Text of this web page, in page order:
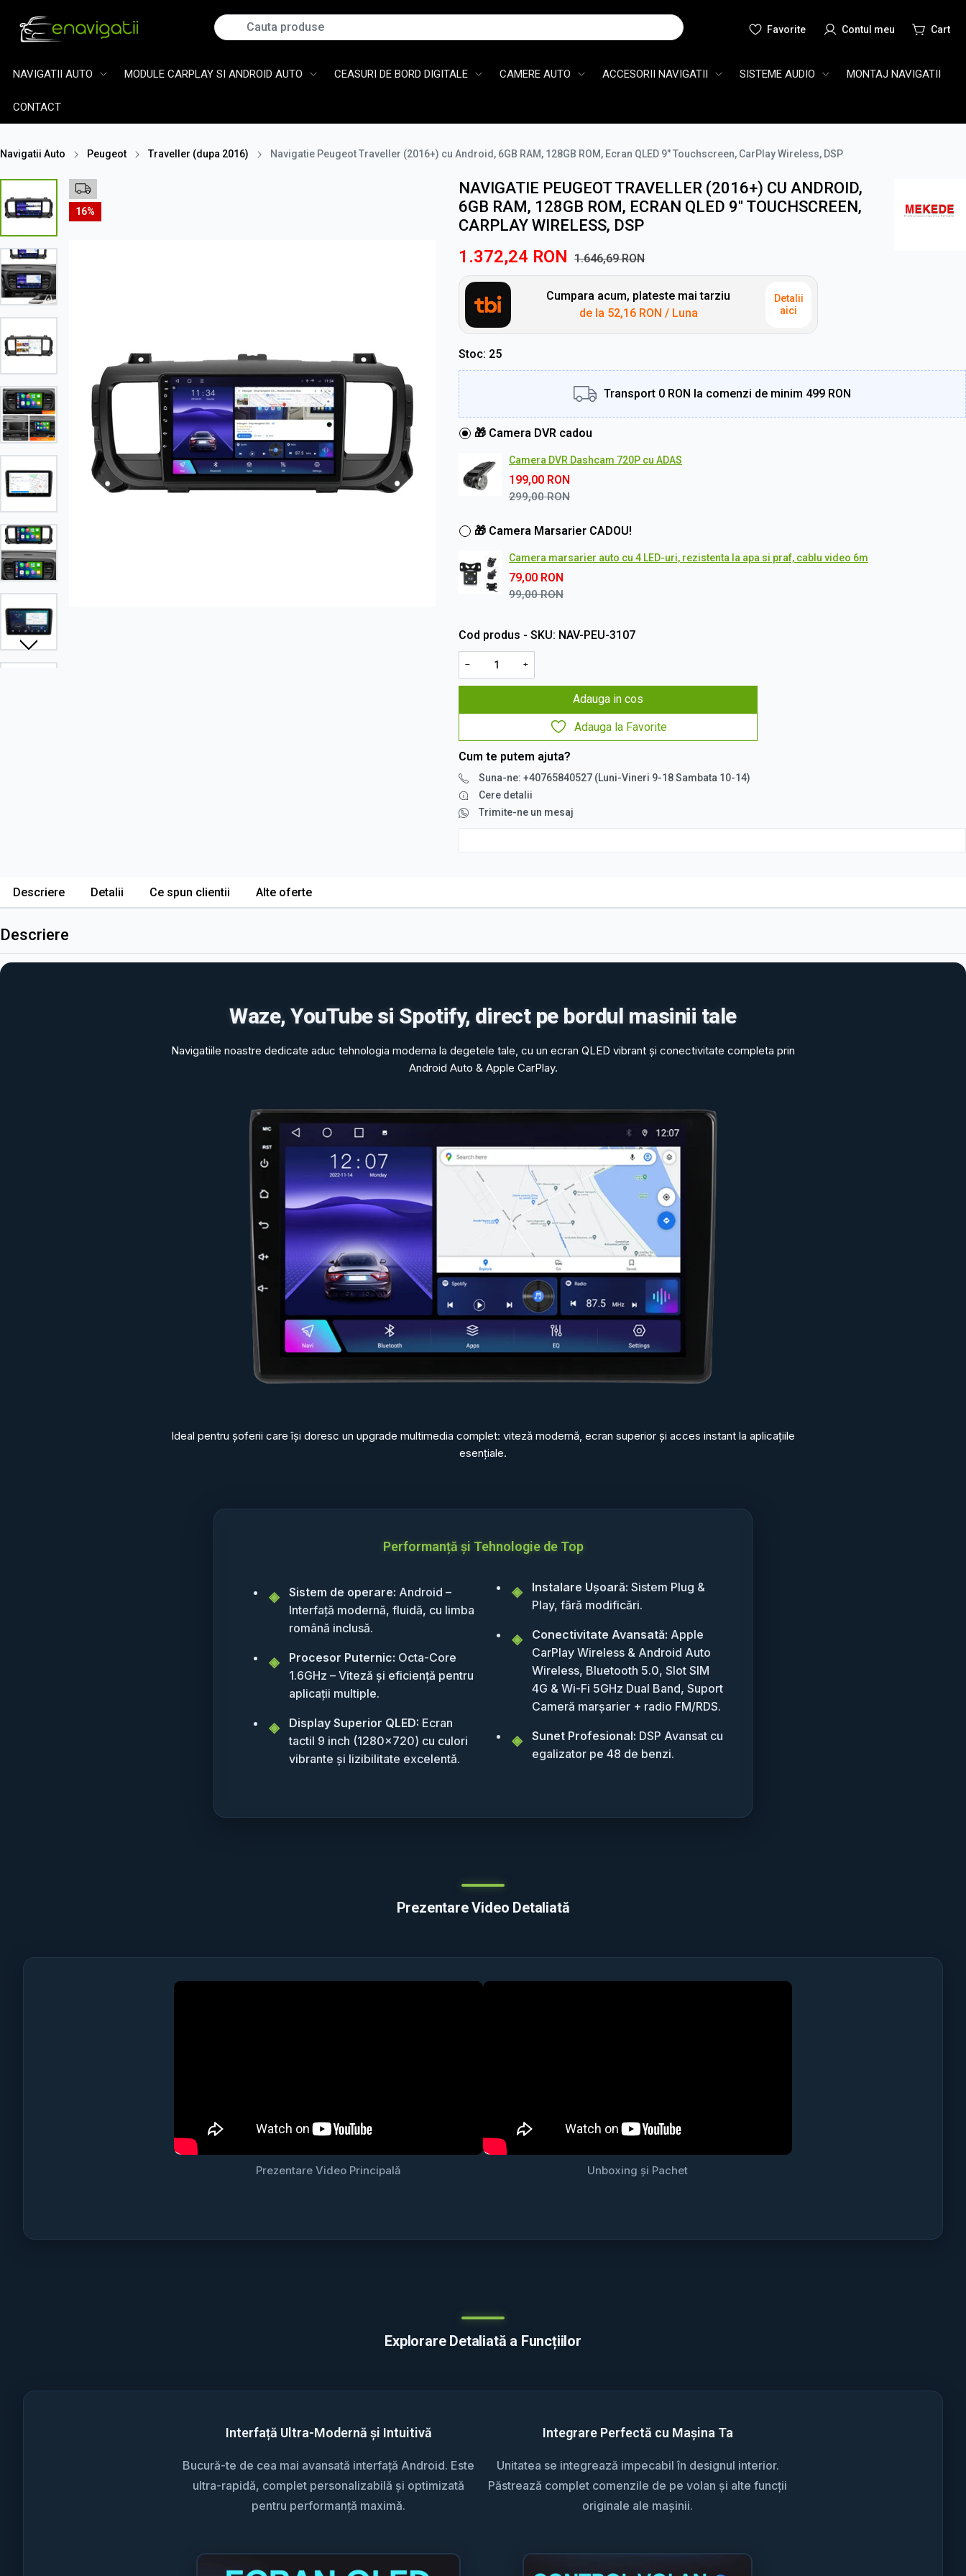
Cauta
NAVIGATII AUTO MODULE CARPLAY SI ANDROID AUTO CEASURI DE BORD DIGITALE CAMERE AUTO ACCESORII NAVIGATII SISTEME AUDIO MONTAJ NAVIGATII
CONTACT
Navigatii Auto Peugeot Traveller (dupa 2016) Navigatie Peugeot Traveller (2016+) cu Android, 6GB RAM, 128GB ROM, Ecran QLED 9" Touchscreen, CarPlay Wireless, DSP
16%
NAVIGATIE PEUGEOT TRAVELLER (2016+) CU ANDROID,
6GB RAM, 128GB ROM, ECRAN QLED 9" TOUCHSCREEN,
CARPLAY WIRELESS, DSP
1.372,24 RON 1.646,69RON
Cumpara acum, plateste mai tarziu
de la 52,16 RON / Luna
Detalii
aici
Stoc 25
Transport 0 RON la comenzi de minim 499 RON
🎁 Camera DVR cadou
Camera DVR Dashcam 720P cu ADAS
199,00 RON
299,00RON
🎁 Camera Marsarier CADOU!
Camera marsarier auto cu 4 LED-uri, rezistenta la apa si praf, cablu video 6m
79,00 RON
99,00RON
Cod produs - SKU NAV-PEU-3107
− +
Adauga in cos
Adauga la Favorite
Cum te putem ajuta?
Suna-ne: +40765840527 (Luni-Vineri 9-18 Sambata 10-14)
Cere detalii
Trimite-ne un mesaj
Descriere Detalii Ce spun clientii Alte oferte
Descriere
Waze, YouTube si Spotify, direct pe bordul masinii tale
Navigatiile noastre dedicate aduc tehnologia moderna la degetele tale, cu un ecran QLED vibrant și conectivitate completa prin
Android Auto & Apple CarPlay.
Ideal pentru șoferii care își doresc un upgrade multimedia complet: viteză modernă, ecran superior și acces instant la aplicațiile
esențiale.
Performanță și Tehnologie de Top
Sistem de operare: Android –
Interfață modernă, fluidă, cu limba
română inclusă.
Procesor Puternic: Octa-Core
1.6GHz – Viteză și eficiență pentru
aplicații multiple.
Display Superior QLED: Ecran
tactil 9 inch (1280x720) cu culori
vibrante și lizibilitate excelentă.
Instalare Ușoară: Sistem Plug &
Play, fără modificări.
Conectivitate Avansată: Apple
CarPlay Wireless & Android Auto
Wireless, Bluetooth 5.0, Slot SIM
4G & Wi-Fi 5GHz Dual Band, Suport
Cameră marșarier + radio FM/RDS.
Sunet Profesional: DSP Avansat cu
egalizator pe 48 de benzi.
Prezentare Video Detaliată
Prezentare Video Principală Unboxing și Pachet
Explorare Detaliată a Funcțiilor
Interfață Ultra-Modernă și Intuitivă
Bucură-te de cea mai avansată interfață Android. Este
ultra-rapidă, complet personalizabilă și optimizată
pentru performanță maximă.
Integrare Perfectă cu Mașina Ta
Unitatea se integrează impecabil în designul interior.
Păstrează complet comenzile de pe volan și alte funcții
originale ale mașinii.